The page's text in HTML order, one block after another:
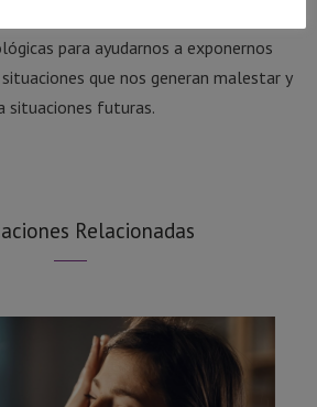
para ayudarnos a exponernos
que nos generan malestar y
situaciones futuras.
Relacionadas